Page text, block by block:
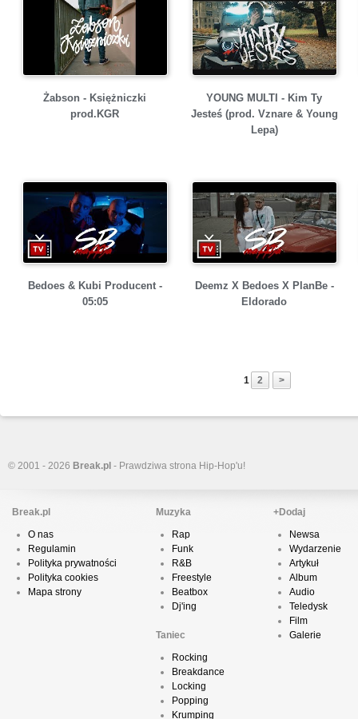
Żabson - Księżniczki
prod.KGR
YOUNG MULTI - Kim Ty
Jesteś (prod. Vznare & Young
Lepa)
Bedoes & Kubi Producent -
05:05
Deemz X Bedoes X PlanBe -
Eldorado
1 2 >
© 2001 - 2026 Break.pl - Prawdziwa strona Hip-Hop'u!
Break.pl
O nas
Regulamin
Polityka prywatności
Polityka cookies
Mapa strony
Muzyka
Rap
Funk
R&B
Freestyle
Beatbox
Dj'ing
Taniec
Rocking
Breakdance
Locking
Popping
Krumping
+Dodaj
Newsa
Wydarzenie
Artykuł
Album
Audio
Teledysk
Film
Galerie